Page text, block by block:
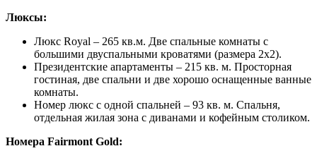
Люксы:
Люкс Royal – 265 кв.м. Две спальные комнаты с
большими двуспальными кроватями (размера 2х2).
Президентские апартаменты – 215 кв. м. Просторная
гостиная, две спальни и две хорошо оснащенные ванные
комнаты.
Номер люкс с одной спальней – 93 кв. м. Спальня,
отдельная жилая зона с диванами и кофейным столиком.
Номера Fairmont Gold: